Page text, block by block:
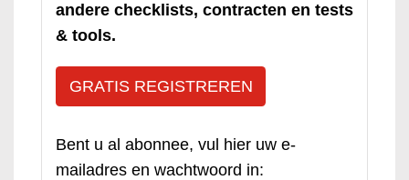
andere checklists, contracten en tests
& tools.
GRATIS REGISTREREN
Bent u al abonnee, vul hier uw e-
mailadres en wachtwoord in: